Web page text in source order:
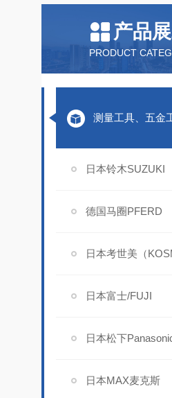
产品
PRODUCT
测量工具、五金
日本铃木SUZUKI
德国马圈PFERD
日本考世美（
日本富士/FUJI
日本松下
日本MAX麦克斯